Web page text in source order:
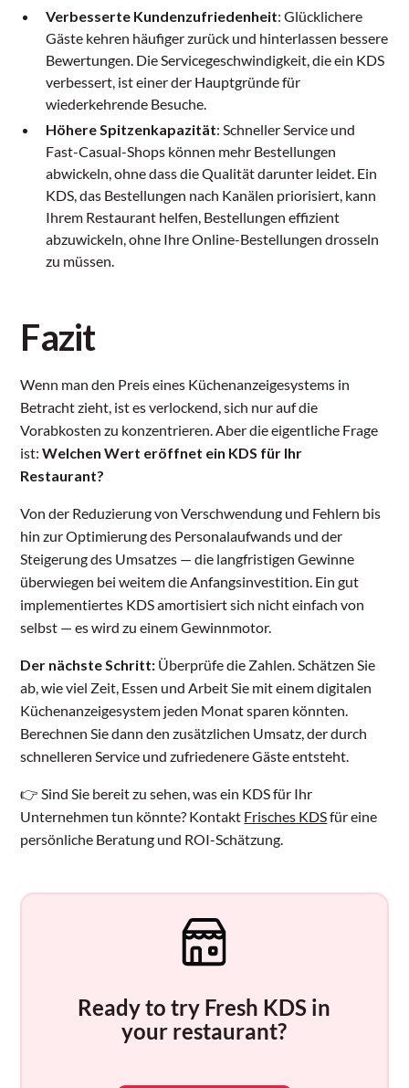
Verbesserte Kundenzufriedenheit: Glücklichere
Gäste kehren häufiger zurück und hinterlassen bessere
Bewertungen. Die Servicegeschwindigkeit, die ein KDS
verbessert, ist einer der Hauptgründe für
wiederkehrende Besuche.
Höhere Spitzenkapazität: Schneller Service und
Fast-Casual-Shops können mehr Bestellungen
abwickeln, ohne dass die Qualität darunter leidet. Ein
KDS, das Bestellungen nach Kanälen priorisiert, kann
Ihrem Restaurant helfen, Bestellungen effizient
abzuwickeln, ohne Ihre Online-Bestellungen drosseln
zu müssen.
Fazit
Wenn man den Preis eines Küchenanzeigesystems in
Betracht zieht, ist es verlockend, sich nur auf die
Vorabkosten zu konzentrieren. Aber die eigentliche Frage
ist:Welchen Wert eröffnet ein KDS für Ihr
Restaurant?
Von der Reduzierung von Verschwendung und Fehlern bis
hin zur Optimierung des Personalaufwands und der
Steigerung des Umsatzes — die langfristigen Gewinne
überwiegen bei weitem die Anfangsinvestition. Ein gut
implementiertes KDS amortisiert sich nicht einfach von
selbst — es wird zu einem Gewinnmotor.
Der nächste Schritt: Überprüfe die Zahlen. Schätzen Sie
ab, wie viel Zeit, Essen und Arbeit Sie mit einem digitalen
Küchenanzeigesystem jeden Monat sparen könnten.
Berechnen Sie dann den zusätzlichen Umsatz, der durch
schnelleren Service und zufriedenere Gäste entsteht.
👉 Sind Sie bereit zu sehen, was ein KDS für Ihr
Unternehmen tun könnte? Kontakt Frisches KDSfür eine
persönliche Beratung und ROI-Schätzung.
Ready to try Fresh KDS in
your restaurant?